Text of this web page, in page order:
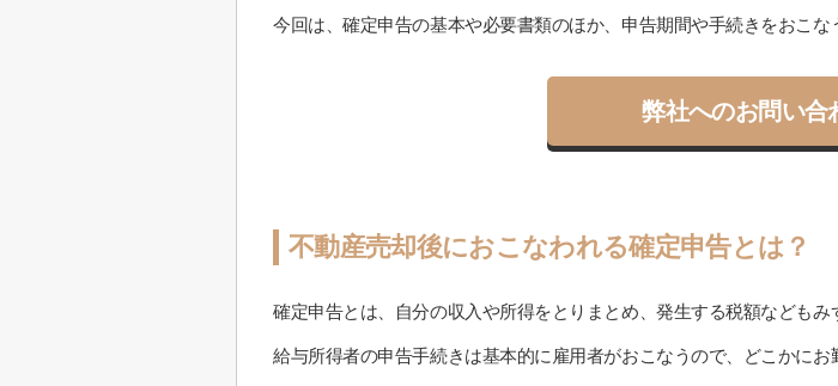
今回は、確定申告の基本や必要書類のほか、申告期間や手続きをおこな
弊社へのお問い合
不動産売却後におこなわれる確定申告とは？
確定申告とは、自分の収入や所得をとりまとめ、発生する税額などもみ
給与所得者の申告手続きは基本的に雇用者がおこなうので、どこかに